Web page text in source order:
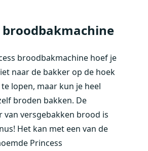
broodbakmachine
broodbakmachine hoef je
naar de bakker op de hoek
lopen, maar kun je heel
broden bakken. De
van versgebakken brood is
Het kan met een van de
Princess